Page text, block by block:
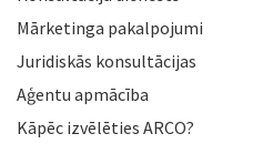
Mārketinga pakalpojumi
Juridiskās konsultācijas
Aģentu apmācība
Kāpēc izvēlēties ARCO?